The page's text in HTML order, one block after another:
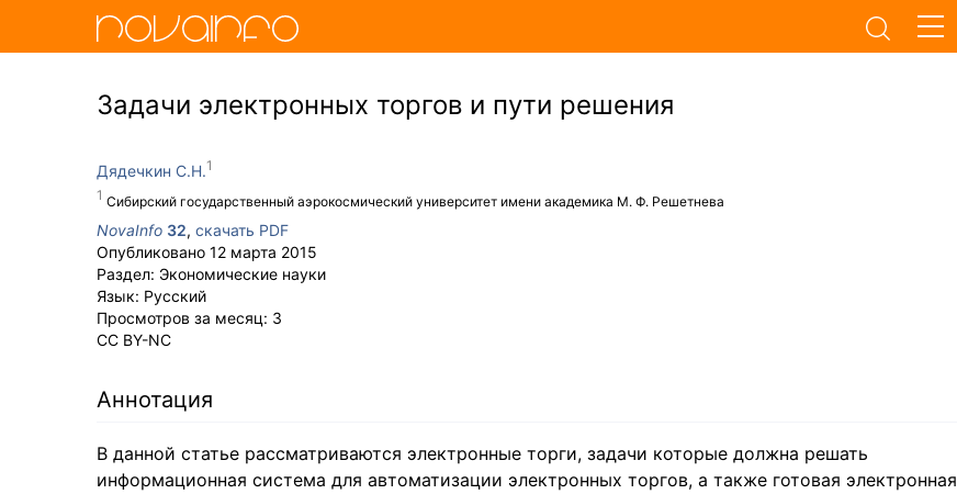
Задачи электронных торгов и пути решения
Дядечкин С.Н.
Сибирский государственный аэрокосмический университет имени академика М. Ф. Решетнева
NovaInfo 32, скачать PDF
Опубликовано 12 марта 2015
Раздел: Экономические науки
Язык: Русский
Просмотров за месяц: 3
CC BY-NC
Аннотация
В данной статье рассматриваются электронные торги, задачи которые должна решать
информационная система для автоматизации электронных торгов, а также готовая электронная